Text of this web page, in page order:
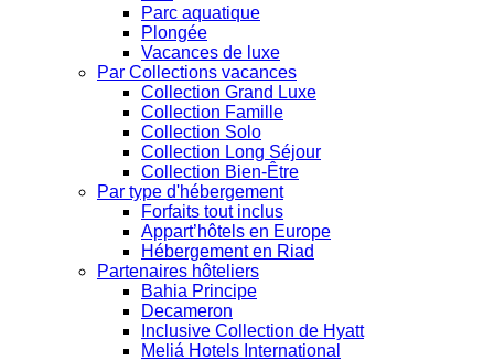
Parc aquatique
Plongée
Vacances de luxe
Par Collections vacances
Collection Grand Luxe
Collection Famille
Collection Solo
Collection Long Séjour
Collection Bien-Être
Par type d'hébergement
Forfaits tout inclus
Appart’hôtels en Europe
Hébergement en Riad
Partenaires hôteliers
Bahia Principe
Decameron
Inclusive Collection de Hyatt
Meliá Hotels International